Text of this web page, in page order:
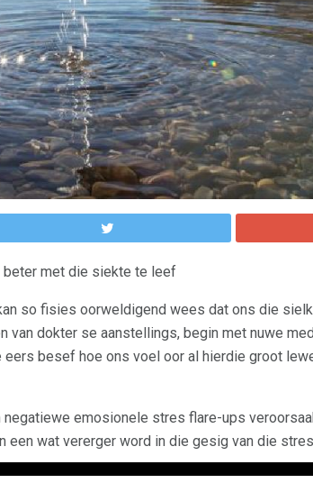
beter met die siekte te leef
so fisies oorweldigend wees dat ons die
van dokter se aanstellings, begin met nuwe
besef hoe ons voel oor al hierdie groot
emosionele stres flare-ups
wat vererger word in die gesig van die